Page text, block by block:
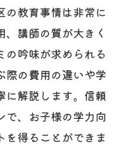
の教育事情は非常に
講師の質が大きく
の吟味が求められる
際の費用の違いや学
に解説します。信頼
で、お子様の学力向
を得ることができま